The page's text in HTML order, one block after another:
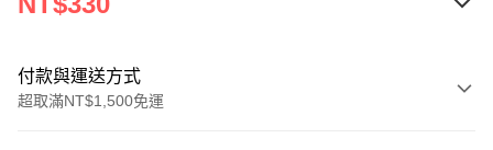
付款與運送方式
超取滿NT$1,500免運